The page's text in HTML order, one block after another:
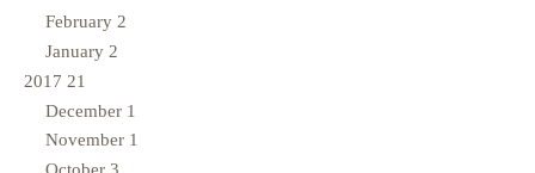
February 2
January 2
2017 21
December 1
November 1